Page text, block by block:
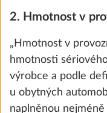
2. Hmotnost v
„Hmotnost v
hmotnosti
výrobce a podle
u obytných
naplněnou